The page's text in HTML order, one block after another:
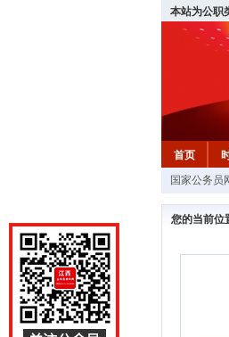
本站为公职
首页
教材中心
国家公务员
您的当前位